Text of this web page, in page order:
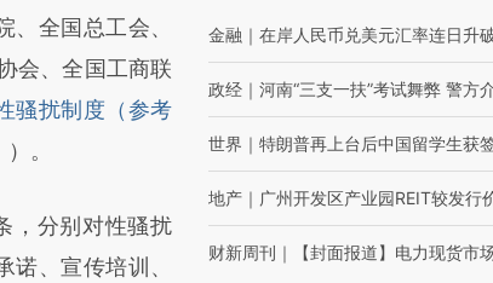
在偏差。不代表
接阅读原文细致
、全国总工会、
会、全国工商联
骚扰制度（参考
。
分别对性骚扰
诺、宣传培训、
金融 ｜ 在岸人民币兑美元汇率连日升
政经 ｜ 河南“三支一扶”考试舞弊 警方
世界 ｜ 特朗普再上台后中国留学生获
地产 ｜ 广州开发区产业园REIT较发行
财新周刊 ｜ 【封面报道】电力现货市